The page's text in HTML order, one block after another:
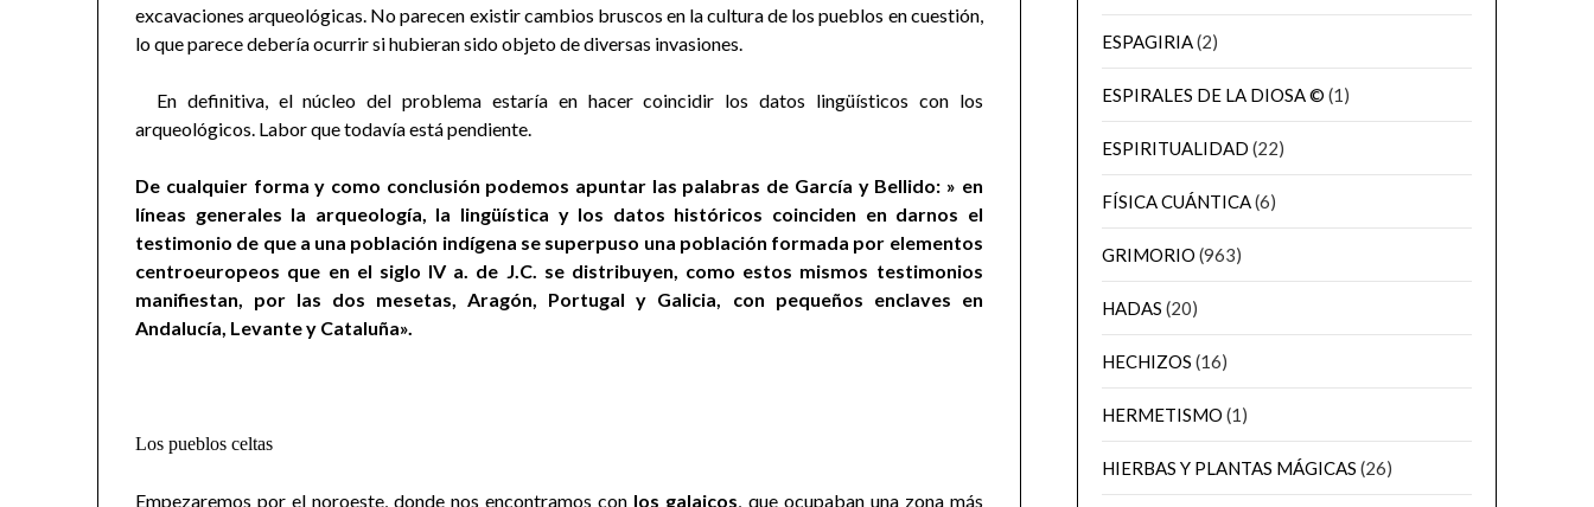
excavaciones arqueológicas. No parecen existir cambios bruscos en la cultura de los pueblos en cuestión,
lo que parece debería ocurrir si hubieran sido objeto de diversas invasiones.
En definitiva, el núcleo del problema estaría en hacer coincidir los datos lingüísticos con los
arqueológicos. Labor que todavía está pendiente.
De cualquier forma y como conclusión podemos apuntar las palabras de García y Bellido: » en
líneas generales la arqueología, la lingüística y los datos históricos coinciden en darnos el
testimonio de que a una población indígena se superpuso una población formada por elementos
centroeuropeos que en el siglo IV a. de J.C. se distribuyen, como estos mismos testimonios
manifiestan, por las dos mesetas, Aragón, Portugal y Galicia, con pequeños enclaves en
Andalucía, Levante y Cataluña».
Los pueblos celtas
Empezaremos por el noroeste, donde nos encontramos con los galaicos, que ocupaban una zona más
ESPAGIRIA(2)
ESPIRALES DE LA DIOSA © (1)
ESPIRITUALIDAD (22)
FÍSICA CUÁNTICA(6)
GRIMORIO (963)
HADAS (20)
HECHIZOS (16)
HERMETISMO (1)
HIERBAS Y PLANTAS MÁGICAS (26)